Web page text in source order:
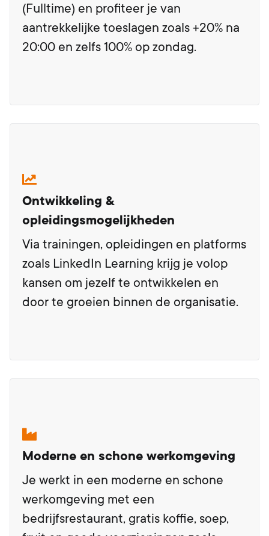
(Fulltime) en profiteer je van
aantrekkelijke toeslagen zoals +20% na
20:00 en zelfs 100% op zondag.
Ontwikkeling &
opleidingsmogelijkheden
Via trainingen, opleidingen en platforms
zoals LinkedIn Learning krijg je volop
kansen om jezelf te ontwikkelen en
door te groeien binnen de organisatie.
Moderne en schone werkomgeving
Je werkt in een moderne en schone
werkomgeving met een
bedrijfsrestaurant, gratis koffie, soep,